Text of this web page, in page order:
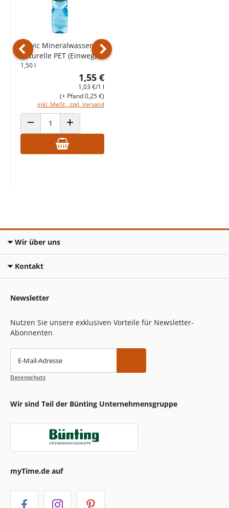
Volvic Mineralwasser
naturelle PET (Einweg)
1,50 l
1,55 €
1,03 €/1 l
inkl. MwSt., zzgl. Versand
(+ Pfand 0,25 €)
ANZAHL VERRINGERNANZAHL ERHÖHEN
Vorheriges Produkt Nächstes Produkt
Wir über uns
Kontakt
Newsletter
Nutzen Sie unsere exklusiven Vorteile für Newsletter-
Abonnenten
E-Mail-Adresse
Datenschutz
Wir sind Teil der Bünting Unternehmensgruppe
myTime.de auf